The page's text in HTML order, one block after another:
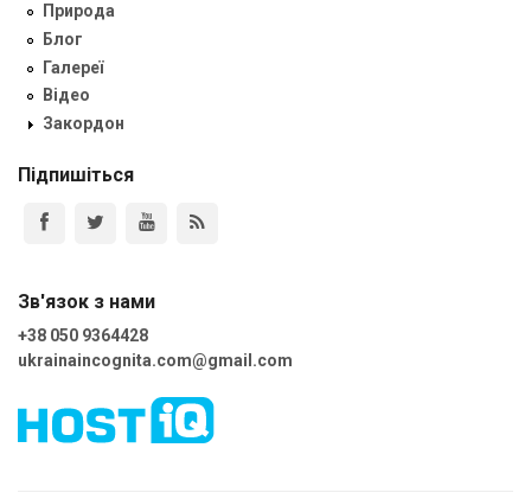
Природа
Блог
Галереї
Відео
Закордон
Підпишіться
Зв'язок з нами
+38 050 9364428
ukrainaincognita.com@gmail.com